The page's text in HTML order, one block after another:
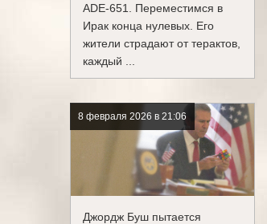
ADE-651. Переместимся в
Ирак конца нулевых. Его
жители страдают от терактов,
каждый ...
8 февраля 2026 в 21:06
Джордж Буш пытается